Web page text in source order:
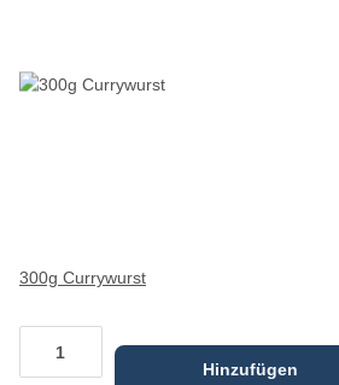
300g Currywurst
Hinzufügen